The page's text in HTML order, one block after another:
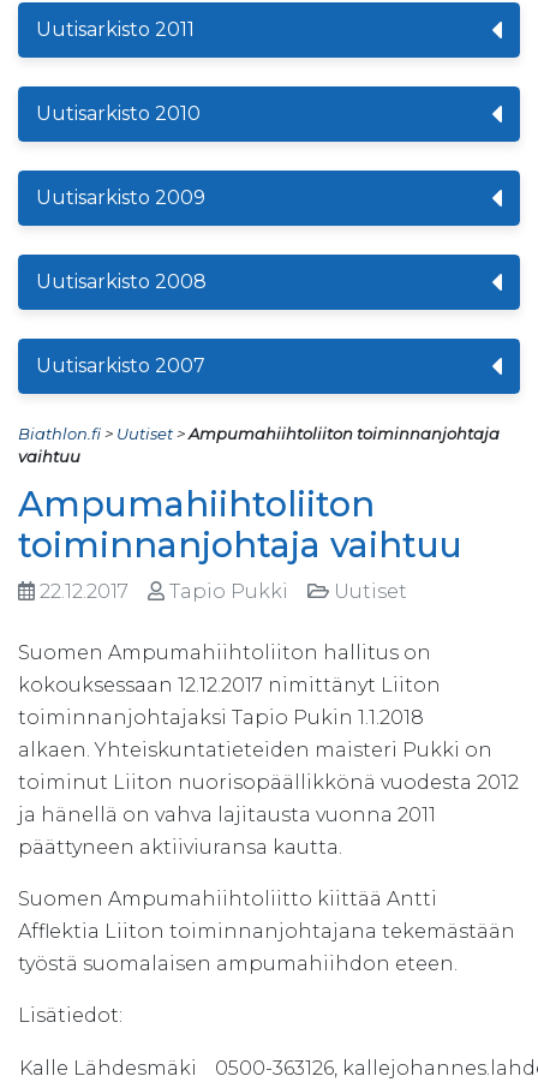
Uutisarkisto 2011
Uutisarkisto 2010
Uutisarkisto 2009
Uutisarkisto 2008
Uutisarkisto 2007
Biathlon.fi> Uutiset>Ampumahiihtoliiton toiminnanjohtaja
vaihtuu
Ampumahiihtoliiton
toiminnanjohtaja vaihtuu
22.12.2017 Tapio Pukki Uutiset
Suomen Ampumahiihtoliiton hallitus on
kokouksessaan 12.12.2017 nimittänyt Liiton
toiminnanjohtajaksi Tapio Pukin 1.1.2018
alkaen. Yhteiskuntatieteiden maisteri Pukki on
toiminut Liiton nuorisopäällikkönä vuodesta 2012
ja hänellä on vahva lajitausta vuonna 2011
päättyneen aktiiviuransa kautta.
Suomen Ampumahiihtoliitto kiittää Antti
Afflektia Liiton toiminnanjohtajana tekemästään
työstä suomalaisen ampumahiihdon eteen.
Lisätiedot:
Kalle Lähdesmäki
0500-363126,